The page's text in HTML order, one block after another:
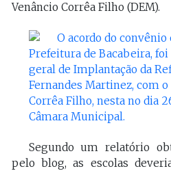
Venâncio Corrêa Filho (DEM).
Segundo um relatório
pelo blog, as escolas